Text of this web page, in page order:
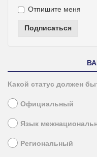
Отпишите меня
Подписаться
Какой статус должен
Официальный
Язык
Региональный